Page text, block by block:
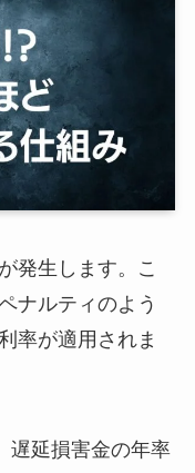
発生します。こ
ナルティのよう
率が適用されま
遅延損害金の年率